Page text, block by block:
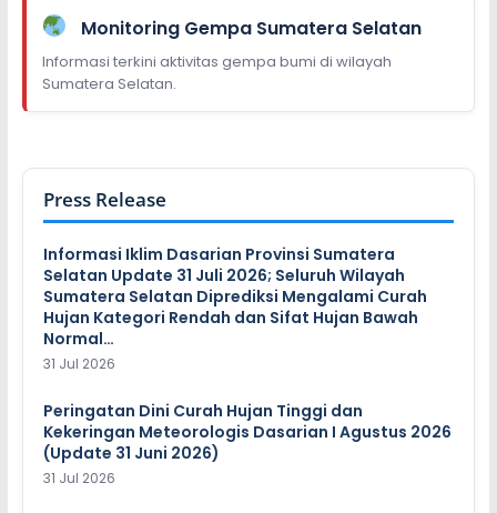
Monitoring Gempa Sumatera Selatan
Informasi terkini aktivitas gempa bumi di wilayah
Sumatera Selatan.
Press Release
Informasi Iklim Dasarian Provinsi Sumatera
Selatan Update 31 Juli 2026; Seluruh Wilayah
Sumatera Selatan Diprediksi Mengalami Curah
Hujan Kategori Rendah dan Sifat Hujan Bawah
Normal…
31 Jul 2026
Peringatan Dini Curah Hujan Tinggi dan
Kekeringan Meteorologis Dasarian I Agustus 2026
(Update 31 Juni 2026)
31 Jul 2026